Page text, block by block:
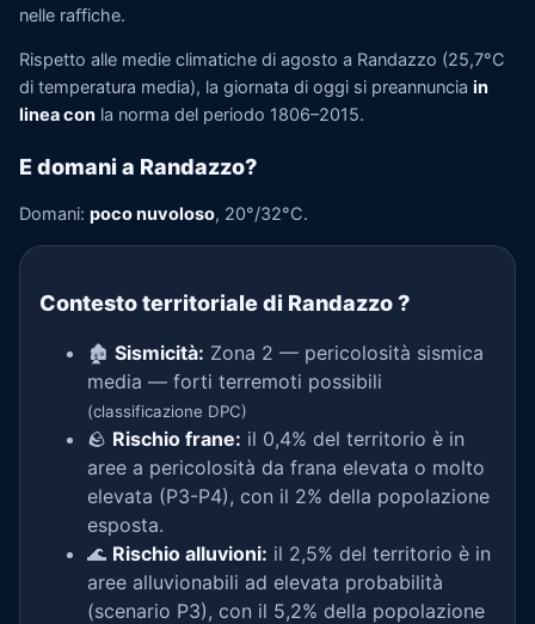
nelle raffiche.
Rispetto alle medie climatiche di agosto a Randazzo (25,7°C
di temperatura media), la giornata di oggi si preannuncia in
linea con la norma del periodo 1806–2015.
E domani a Randazzo?
Domani: poco nuvoloso, 20°/32°C.
Contesto territoriale di Randazzo?
🏚️ Sismicità: Zona 2 — pericolosità sismica
media — forti terremoti possibili
(classificazione DPC)
🪨 Rischio frane: il 0,4% del territorio è in
aree a pericolosità da frana elevata o molto
elevata (P3-P4), con il 2% della popolazione
esposta.
🌊 Rischio alluvioni: il 2,5% del territorio è in
aree alluvionabili ad elevata probabilità
(scenario P3), con il 5,2% della popolazione